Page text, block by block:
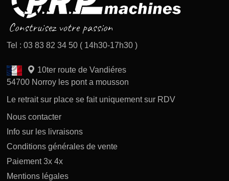
Tel : 03 83 82 34 50 ( 14h30-17h30 )
10ter route de Vandiéres
54700 Norroy les pont a mousson
Le retrait sur place se fait uniquement sur RDV
Nous contacter
Info sur les livraisons
Conditions générales de vente
Paiement 3x 4x
Mentions légales